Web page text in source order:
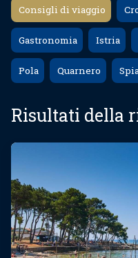
Consigli di viaggio
Gastronomia Istria
Pola Quarnero
Risultati della